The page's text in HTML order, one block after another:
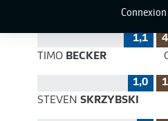
Connexion
EFFICACITÉ
1,1
TIMO BECKER
1,0
STEVEN SKRZYBSKI